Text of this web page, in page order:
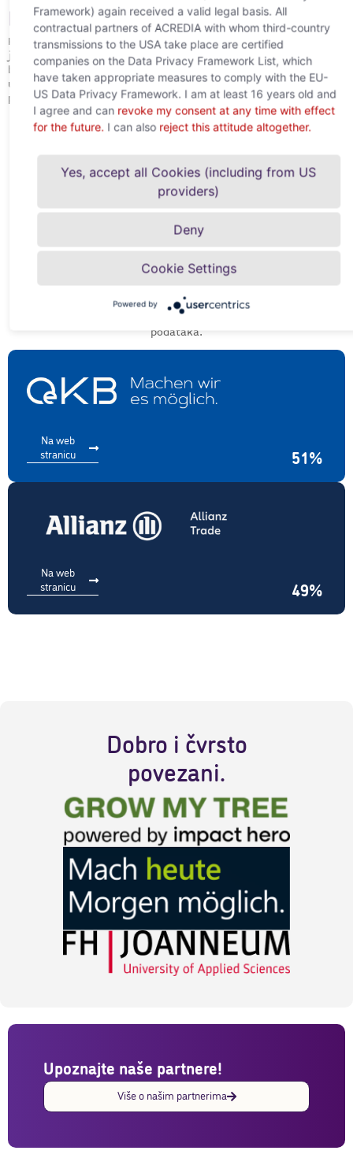
Europu
Kao dio Allianz Tradea, specijalisti smo za
jugoistočnu Europu. Provjeravamo i ocjenjujemo
bonitet tvrtki u ovom području i nudimo svoje
usluge osiguranja bilo izravno ili preko fronting
partnera.
Stabilna vlasnička struktura
ACREDIA Versicherung AG je podružnica Oesterreichische
Steuerbank AG (51%) i Allianz Trade (49%), vodećeg
svjetskog tržišta osiguranja kredita. Ova čvrsta vlasnička
struktura jamči, s jedne strane, stabilno usidrenje u
austrijskom korporativnom krajoliku, a s druge strane,
osnova je za integraciju u najveći međunarodni skup
podataka.
51%
Na web
stranicu
49%
Na web
stranicu
Dobro i čvrsto
povezani.
Upoznajte naše partnere!
Više o našim partnerima
Framework) again received a valid legal basis. All
contractual partners of ACREDIA with whom third-country
transmissions to the USA take place are certified
companies on the Data Privacy Framework List, which
have taken appropriate measures to comply with the EU-
US Data Privacy Framework. I am at least 16 years old and
I agree and can revoke my consent at any time with effect
for the future. I can also reject this attitude altogether.
Yes, accept all Cookies (including from US
providers)
Deny
Cookie Settings
Powered by